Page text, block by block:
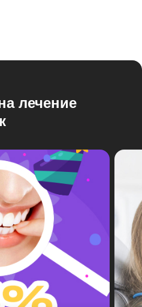
лечение